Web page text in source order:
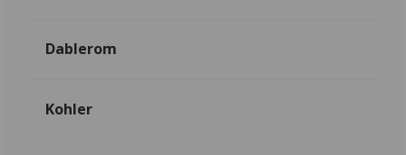
Dablerom
Kohler